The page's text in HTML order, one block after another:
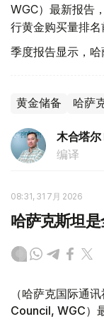
WGC）最新报告
行黄金购买量排名
季度报告显示，哈
黄金储备 哈萨
木合塔尔
编译
08:31, 31 7月 2026
哈萨克斯坦
（哈萨克国际通
Council, WGC）